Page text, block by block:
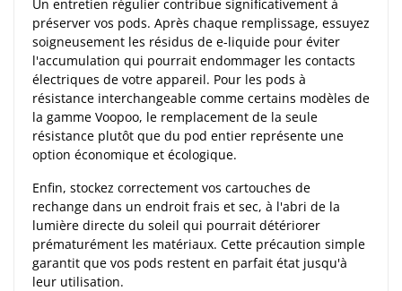
Un entretien régulier contribue significativement à
préserver vos pods. Après chaque remplissage, essuyez
soigneusement les résidus de e-liquide pour éviter
l'accumulation qui pourrait endommager les contacts
électriques de votre appareil. Pour les pods à
résistance interchangeable comme certains modèles de
la gamme Voopoo, le remplacement de la seule
résistance plutôt que du pod entier représente une
option économique et écologique.
Enfin, stockez correctement vos cartouches de
rechange dans un endroit frais et sec, à l'abri de la
lumière directe du soleil qui pourrait détériorer
prématurément les matériaux. Cette précaution simple
garantit que vos pods restent en parfait état jusqu'à
leur utilisation.